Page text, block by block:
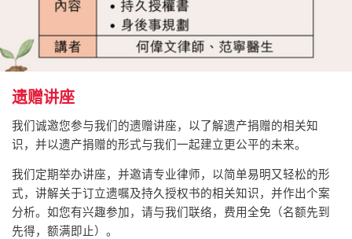
遗赠讲座
我们诚邀您参与我们的遗赠讲座，以了解遗产捐赠的相关知
识，并以遗产捐赠的形式与我们一起建立更公平的未来。
我们定期举办讲座，并邀请专业律师，以简单易明又轻松的形
式，讲解关于订立遗嘱及持久授权书的相关知识，并作出个案
分析。如您有兴趣参加，请与我们联络，费用全免（名额先到
先得，额满即止）。